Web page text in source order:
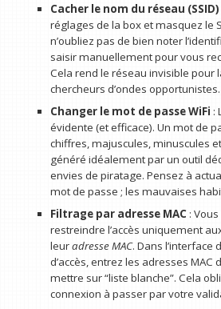
Cacher le nom du réseau (SSID)
réglages de la box et masquez le
n’oubliez pas de bien noter
saisir manuellement pour vous
Cela rend le réseau invisible pour
chercheurs d’ondes opportunistes.
Changer le mot de passe WiFi :
évidente (et efficace). Un mot de
chiffres, majuscules, minuscules
généré idéalement par un outil
envies de piratage. Pensez à
mot de passe ; les mauvaises
Filtrage par adresse MAC: Vous
restreindre l’accès uniquement
leuradresse MAC. Dans l’interface
d’accès, entrez les adresses
mettre sur “liste blanche”. Cela
connexion à passer par votre